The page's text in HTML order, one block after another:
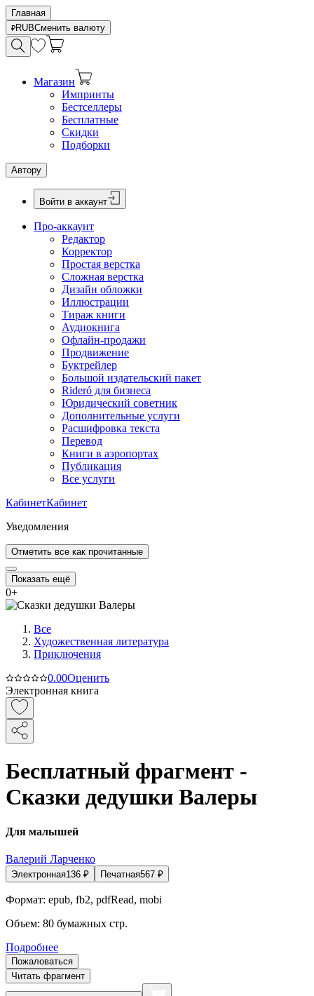
Главная
RUBСменить валюту
Магазин
Импринты
Бестселлеры
Бесплатные
Скидки
Подборки
Автору
Войти в аккаунт
Про-аккаунт
Редактор
Корректор
Простая верстка
Сложная верстка
Дизайн обложки
Иллюстрации
Тираж книги
Аудиокнига
Офлайн-продажи
Продвижение
Буктрейлер
Большой издательский пакет
Rideró для бизнеса
Юридический советник
Дополнительные услуги
Расшифровка текста
Перевод
Книги в аэропортах
Публикация
Все услуги
КабинетКабинет
Уведомления
Отметить все как прочитанные
Показать ещё
0+
Все
Художественная литература
Приключения
0.00Оценить
Электронная книга
Бесплатный фрагмент -
Сказки дедушки Валеры
Для малышей
Валерий Ларченко
Электронная136 ₽ Печатная567 ₽
Формат: epub, fb2, pdfRead, mobi
Объем: 80 бумажных стр.
Подробнее
Пожаловаться
Читать фрагмент